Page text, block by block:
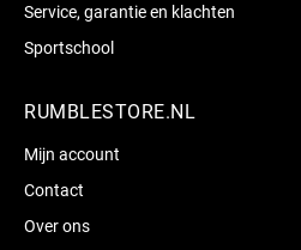
Service, garantie en klachten
Sportschool
RUMBLESTORE.NL
Mijn account
Contact
Over ons